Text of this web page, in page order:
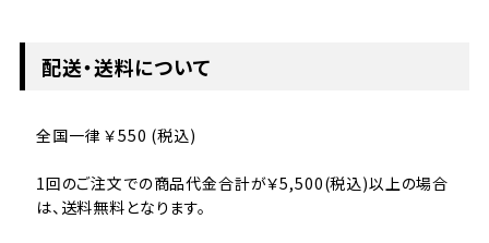
配送・送料について
全国一律 ￥550 (税込)
1回のご注文での商品代金合計が￥5,500(税込)以上の場合
は、送料無料となります。